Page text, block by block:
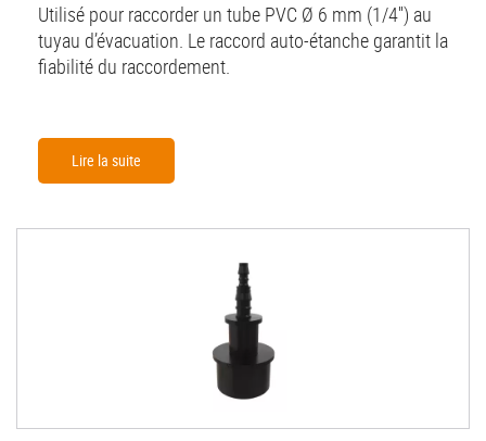
Utilisé pour raccorder un tube PVC Ø 6 mm (1/4'') au
tuyau d’évacuation. Le raccord auto-étanche garantit la
fiabilité du raccordement.
Lire la suite